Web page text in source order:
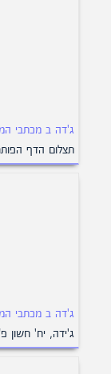
ג'דה ב מכתבי
תצלום הדף
ג'דה ב מכתבי
ג'ידה, יח' חשון